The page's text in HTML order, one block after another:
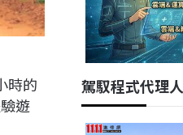
時的
遊
駕馭程式代理人